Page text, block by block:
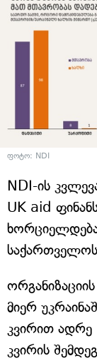
ფოტო: NDI
NDI-ის
UK aid
მიერ
კვირით
კვირის